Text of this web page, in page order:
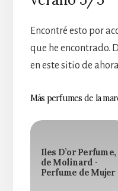
Encontré esto por
que he encontrado.
en este sitio de
Más perfumes de la
Iles D’or Perfume,
de Molinard ·
Perfume de Mujer